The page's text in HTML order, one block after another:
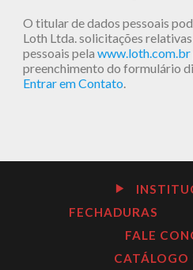
O titular de dados pessoais
Loth Ltda. solicitações relativas
pessoais pelawww.loth.com.br
preenchimento do formulário
Entrar em Contato.
FECHADURAS
FALE
CATÁLOGO